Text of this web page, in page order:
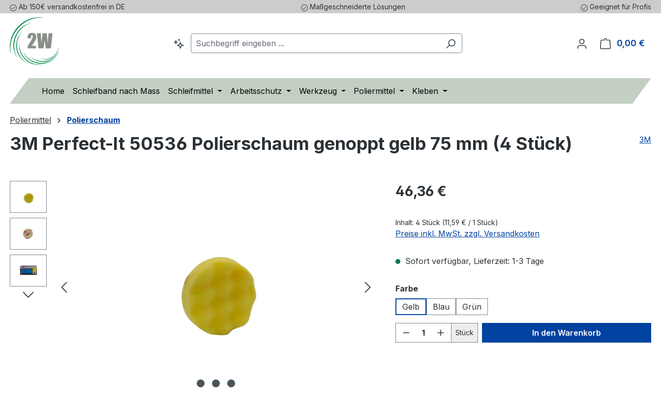
Hauptinhalt springen
Zur Suche springen
Zur Hauptnavigation springen
Ab 150€ versandkostenfrei in DE Maßgeschneiderte Lösungen Geeignet für Profis
0,00 €
Home Schleifband nach Mass Schleifmittel Arbeitsschutz Werkzeug Poliermittel Kleben
Poliermittel Polierschaum
3M Perfect-It 50536 Polierschaum genoppt gelb 75 mm (4 Stück) 3M
Regulärer Preis:
46,36 €
Inhalt: 4 Stück (11,59 € / 1 Stück)
Preise inkl. MwSt. zzgl. Versandkosten
Sofort verfügbar, Lieferzeit: 1-3 Tage
Farbeauswählen
Gelb
Blau Grün
Produkt Anzahl: Gib den gewünschten Wert
Stück In den Warenkorb